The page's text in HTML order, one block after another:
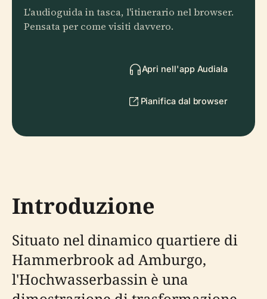
L'audioguida in tasca, l'itinerario nel browser.
Pensata per come visiti davvero.
Apri nell'app Audiala
Pianifica dal browser
Introduzione
Situato nel dinamico quartiere di
Hammerbrook ad Amburgo,
l'Hochwasserbassin è una